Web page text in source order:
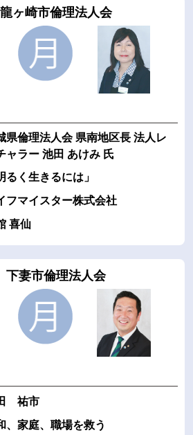
龍ヶ崎市倫理法人会
県倫理法人会 県南地区長 法人レ
ャラー 池田 あけみ 氏
るく生きるには」
フマイスター株式会社
喜仙
下妻市倫理法人会
祐市
、家庭、職場を救う